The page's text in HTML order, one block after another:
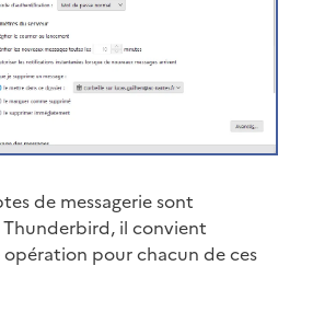
de messagerie sont
il convient
pour chacun de ces